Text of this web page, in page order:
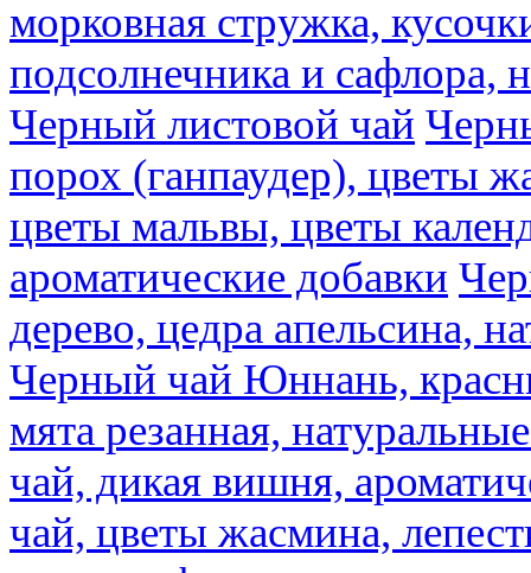
морковная стружка,
подсолнечника и сафлора,
Черный листовой чай
порох (ганпаудер), цветы
цветы мальвы, цветы
ароматические добавки
дерево, цедра апельсина,
Черный чай Юннань,
мята резанная,
чай, дикая вишня,
чай, цветы жасмина,